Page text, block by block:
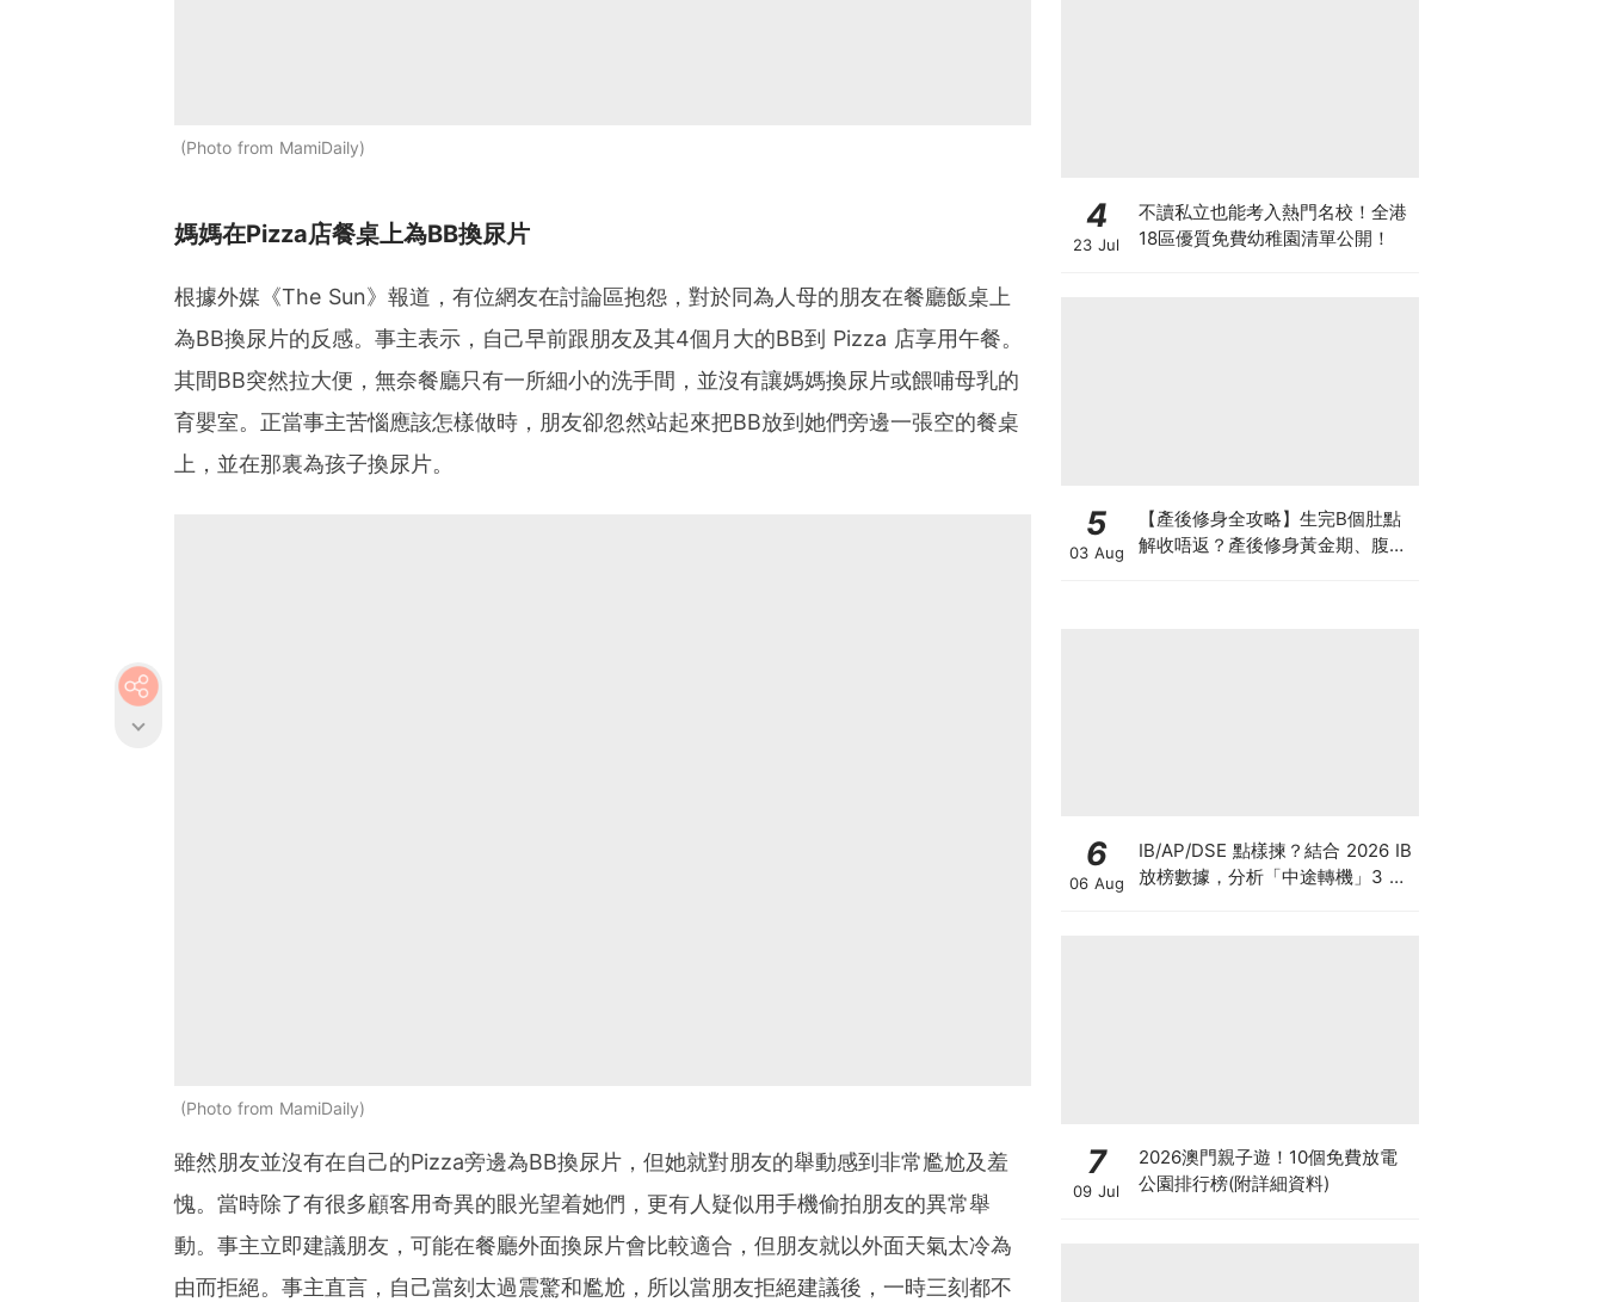
Photo from MamiDaily
媽媽在Pizza店餐桌上為BB換尿片
根據外媒《The Sun》報道，有位網友在討論區抱怨，對於同為人母的朋友在餐廳飯桌上
為BB換尿片的反感。事主表示，自己早前跟朋友及其4個月大的BB到 Pizza 店享用午餐。
其間BB突然拉大便，無奈餐廳只有一所細小的洗手間，並沒有讓媽媽換尿片或餵哺母乳的
育嬰室。正當事主苦惱應該怎樣做時，朋友卻忽然站起來把BB放到她們旁邊一張空的餐桌
上，並在那裏為孩子換尿片。
Photo from MamiDaily
雖然朋友並沒有在自己的Pizza旁邊為BB換尿片，但她就對朋友的舉動感到非常尷尬及羞
愧。當時除了有很多顧客用奇異的眼光望着她們，更有人疑似用手機偷拍朋友的異常舉
動。事主立即建議朋友，可能在餐廳外面換尿片會比較適合，但朋友就以外面天氣太冷為
由而拒絕。事主直言，自己當刻太過震驚和尷尬，所以當朋友拒絕建議後，一時三刻都不
4
23 Jul
不讀私立也能考入熱門名校！全港
18區優質免費幼稚園清單公開！
5
03 Aug
【產後修身全攻略】生完B個肚點
解收唔返？產後修身黃金期、腹直
6
06 Aug
IB/AP/DSE 點樣揀？結合 2026 IB
放榜數據，分析「中途轉機」3 大
7
09 Jul
2026澳門親子遊！10個免費放電
公園排行榜(附詳細資料)